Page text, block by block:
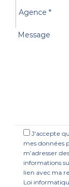
J’accepte
mes données
m’adresser
informations
lien avec ma
Loi